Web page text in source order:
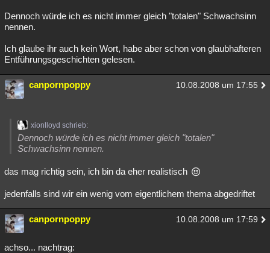
Dennoch würde ich es nicht immer gleich "totalen" Schwachsinn
nennen.
Ich glaube ihr auch kein Wort, habe aber schon von glaubhafteren
Entführungsgeschichten gelesen.
canpornpoppy 10.08.2008 um 17:55
xionlloyd schrieb:
Dennoch würde ich es nicht immer gleich "totalen"
Schwachsinn nennen.
das mag richtig sein, ich bin da eher realistisch
jedenfalls sind wir ein wenig vom eigentlichem thema abgedriftet
canpornpoppy 10.08.2008 um 17:59
achso... nachtrag: